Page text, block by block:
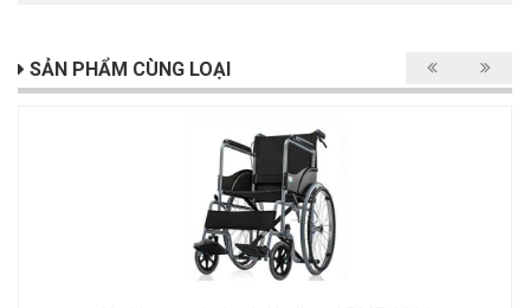
SẢN PHẨM CÙNG LOẠI